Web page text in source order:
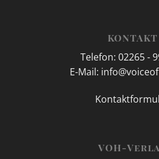
KONTAKT
Telefon: 02265 -
E-Mail:
VOH-